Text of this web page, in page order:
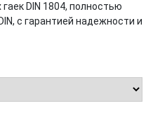
DIN 1804, полностью
с гарантией надежности и